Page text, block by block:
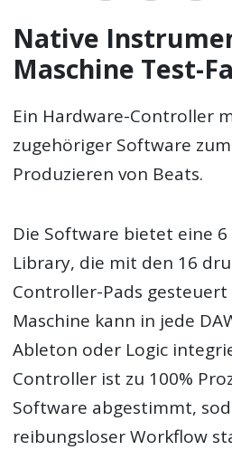
Native
Maschine Test-
Ein Hardware-Controller
zugehöriger Software zum
Produzieren von Beats.
Die Software bietet eine 6
Library, die mit den 16
Controller-Pads
Maschine kann in jede
Ableton oder Logic
Controller ist zu 100%
Software abgestimmt,
reibungsloser Workflow